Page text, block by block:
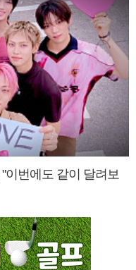
이번에도 같이 달려보